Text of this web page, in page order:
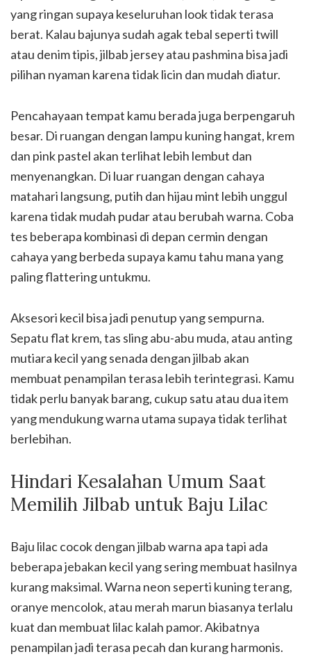
yang ringan supaya keseluruhan look tidak terasa
berat. Kalau bajunya sudah agak tebal seperti twill
atau denim tipis, jilbab jersey atau pashmina bisa jadi
pilihan nyaman karena tidak licin dan mudah diatur.
Pencahayaan tempat kamu berada juga berpengaruh
besar. Di ruangan dengan lampu kuning hangat, krem
dan pink pastel akan terlihat lebih lembut dan
menyenangkan. Di luar ruangan dengan cahaya
matahari langsung, putih dan hijau mint lebih unggul
karena tidak mudah pudar atau berubah warna. Coba
tes beberapa kombinasi di depan cermin dengan
cahaya yang berbeda supaya kamu tahu mana yang
paling flattering untukmu.
Aksesori kecil bisa jadi penutup yang sempurna.
Sepatu flat krem, tas sling abu-abu muda, atau anting
mutiara kecil yang senada dengan jilbab akan
membuat penampilan terasa lebih terintegrasi. Kamu
tidak perlu banyak barang, cukup satu atau dua item
yang mendukung warna utama supaya tidak terlihat
berlebihan.
Hindari Kesalahan Umum Saat
Memilih Jilbab untuk Baju Lilac
Baju lilac cocok dengan jilbab warna apa tapi ada
beberapa jebakan kecil yang sering membuat hasilnya
kurang maksimal. Warna neon seperti kuning terang,
oranye mencolok, atau merah marun biasanya terlalu
kuat dan membuat lilac kalah pamor. Akibatnya
penampilan jadi terasa pecah dan kurang harmonis.